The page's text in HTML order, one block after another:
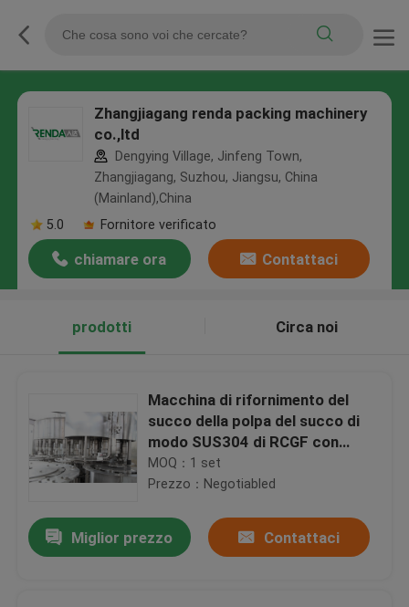
Zhangjiagang renda packing machinery
co.,ltd
Dengying Village, Jinfeng Town,
Zhangjiagang, Suzhou, Jiangsu, China
(Mainland),China
5.0
Fornitore verificato
chiamare ora Contattaci
prodotti Circa noi
Macchina di rifornimento del
succo della polpa del succo di
modo SUS304 di RCGF con
Rinser/riempitore/capsulatrice
MOQ：1 set
Prezzo：Negotiabled
Miglior prezzo Contattaci